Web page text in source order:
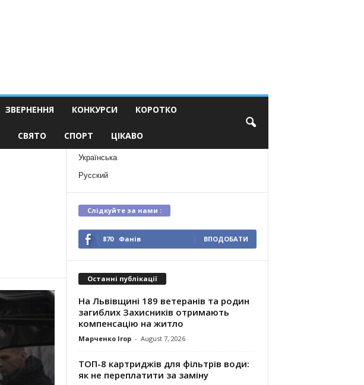
ЗВЕРНЕННЯ КОНКУРСИ КОРОТКО
СВЯТО СПОРТ ЦІКАВО
Українська
Русский
Слідкуйте за нами :
870 Фанів ВПОДОБАТИ
Останні публікації
На Львівщині 189 ветеранів та родин
загиблих Захисників отримають
компенсацію на житло
Марченко Ігор - August 7, 2026
ТОП-8 картриджів для фільтрів води:
як не переплатити за заміну